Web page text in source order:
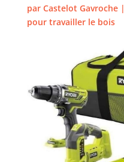
par Castelot Gavroche|
pour travailler le bois